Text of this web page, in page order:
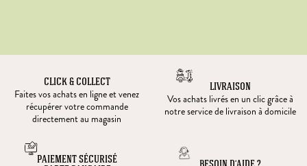
CLICK & COLLECT
Faites vos achats en ligne et venez
récupérer votre commande
directement au magasin
LIVRAISON
Vos achats livrés en un clic grâce à
notre service de livraison à domicile
PAIEMENT SÉCURISÉ